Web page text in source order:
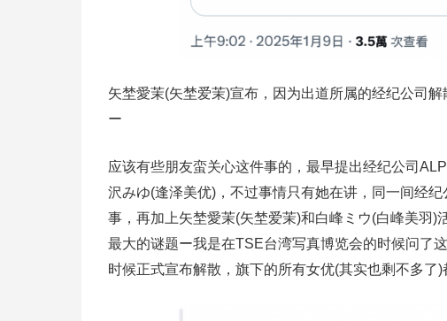
矢埜愛茉(矢埜爱茉)宣布，因为出道所属的经纪公司
ー
应该有些朋友蛮关心这件事的，最早提出经纪公司
沢みゆ(逢泽美优)，不过事情只有她在讲，同一间经
事，再加上矢埜愛茉(矢埜爱茉)和白峰ミウ(白峰美羽
最大的谜题ー我是在TSE台湾写真博览会的时候问了
时候正式宣布解散，旗下的所有女优(其实也剩不多